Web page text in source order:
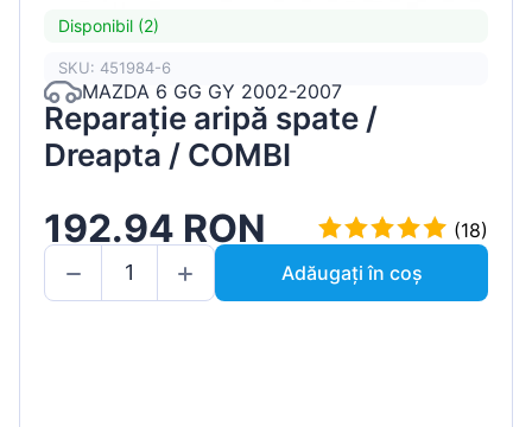
Disponibil (2)
SKU: 451984-6
MAZDA 6 GG GY 2002-2007
Reparație aripă spate /
Dreapta / COMBI
192.94 RON
(18)
Adăugați în coș